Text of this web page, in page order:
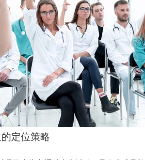
定位策略